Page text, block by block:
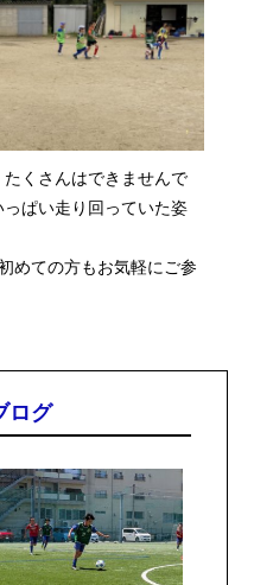
くさんはできませんで
ぱい走り回っていた姿
めての方もお気軽にご参
ログ